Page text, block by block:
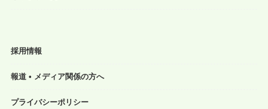
採用情報
報道 • メディア関係の方へ
プライバシーポリシー